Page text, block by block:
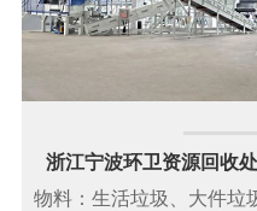
浙江宁波环卫资源回收